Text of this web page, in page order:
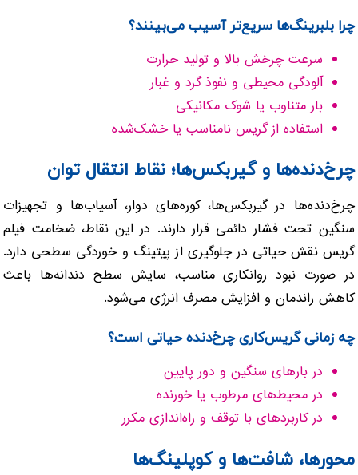
چرا بلبرینگ‌ها سریع‌تر آسیب می‌بینند؟
سرعت چرخش بالا و تولید حرارت
آلودگی محیطی و نفوذ گرد و غبار
بار متناوب یا شوک مکانیکی
استفاده از گریس نامناسب یا خشک‌شده
چرخ‌دنده‌ها و گیربکس‌ها؛ نقاط انتقال توان
چرخ‌دنده‌ها در گیربکس‌ها، کوره‌های دوار، آسیاب‌ها و تجهیزات
سنگین تحت فشار دائمی قرار دارند. در این نقاط، ضخامت فیلم
گریس نقش حیاتی در جلوگیری از پیتینگ و خوردگی سطحی دارد.
در صورت نبود روانکاری مناسب، سایش سطح دندانه‌ها باعث
کاهش راندمان و افزایش مصرف انرژی می‌شود.
چه زمانی گریس‌کاری چرخ‌دنده حیاتی است؟
در بارهای سنگین و دور پایین
در محیط‌های مرطوب یا خورنده
در کاربردهای با توقف و راه‌اندازی مکرر
محورها، شافت‌ها و کوپلینگ‌ها